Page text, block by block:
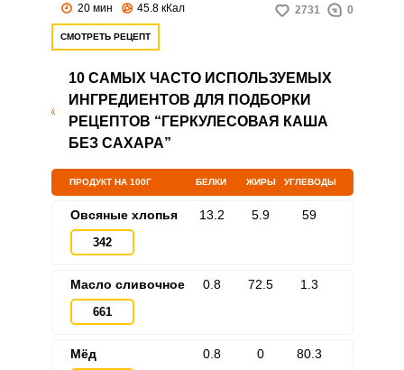
20 мин 45.8 кКал 2731 0
СМОТРЕТЬ РЕЦЕПТ
10 САМЫХ ЧАСТО ИСПОЛЬЗУЕМЫХ
ИНГРЕДИЕНТОВ ДЛЯ ПОДБОРКИ
РЕЦЕПТОВ “ГЕРКУЛЕСОВАЯ КАША
БЕЗ САХАРА”
ПРОДУКТ НА 100Г БЕЛКИ ЖИРЫ УГЛЕВОДЫ
Овсяные хлопья
342
13.2 5.9 59
Масло сливочное
661
0.8 72.5 1.3
Мёд 0.8 0 80.3